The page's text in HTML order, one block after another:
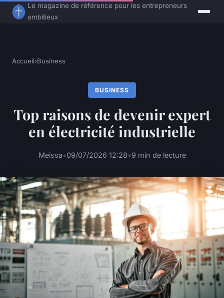
Le magazine de référence pour les entrepreneurs
ambitieux
Accueil›Business
BUSINESS
Top raisons de devenir expert
en électricité industrielle
Meissa•09/07/2026 12:28•9 min de lecture